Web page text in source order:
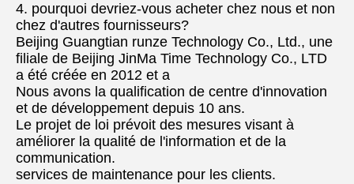
4. pourquoi devriez-vous acheter chez nous et non
chez d'autres fournisseurs?
Beijing Guangtian runze Technology Co., Ltd., une
filiale de Beijing JinMa Time Technology Co., LTD
a été créée en 2012 et a
Nous avons la qualification de centre d'innovation
et de développement depuis 10 ans.
Le projet de loi prévoit des mesures visant à
améliorer la qualité de l'information et de la
communication.
services de maintenance pour les clients.